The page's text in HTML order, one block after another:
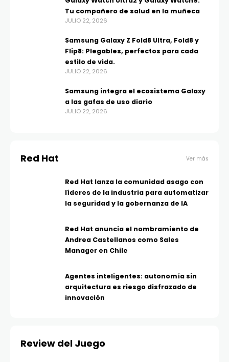
Tu compañero de salud en la muñeca
JULIO 22, 2026
Samsung Galaxy Z Fold8 Ultra, Fold8 y
Flip8: Plegables, perfectos para cada
estilo de vida.
JULIO 22, 2026
Samsung integra el ecosistema Galaxy
a las gafas de uso diario
JULIO 22, 2026
Red Hat Ver más
Red Hat lanza la comunidad asago con
líderes de la industria para automatizar
la seguridad y la gobernanza de IA
Red Hat anuncia el nombramiento de
Andrea Castellanos como Sales
Manager en Chile
Agentes inteligentes: autonomía sin
arquitectura es riesgo disfrazado de
innovación
Review del Juego